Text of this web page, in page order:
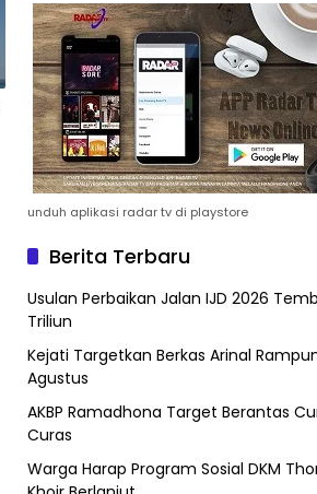
unduh aplikasi radar tv di playstore
Berita Terbaru
Usulan Perbaikan Jalan IJD 2026
Triliun
Kejati Targetkan Berkas Arinal
Agustus
AKBP Ramadhona Target Berantas
Curas
Warga Harap Program Sosial DKM